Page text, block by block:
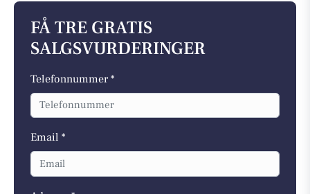
FÅ TRE GRATIS
SALGSVURDERINGER
Telefonnummer *
Email *